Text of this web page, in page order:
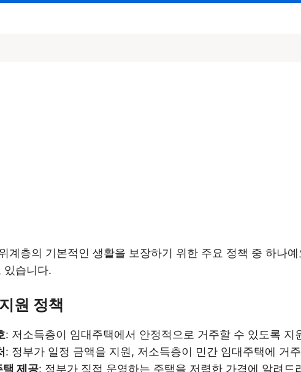
계층의 기본적인 생활을 보장하기 위한 주요 정책 중 하나
있습니다.
원 정책
: 저소득층이 임대주택에서 안정적으로 거주할 수 있도록 지
: 정부가 일정 금액을 지원, 저소득층이 민간 임대주택에 거
택 제공: 정부가 직접 운영하는 주택을 저렴한 가격에 알려